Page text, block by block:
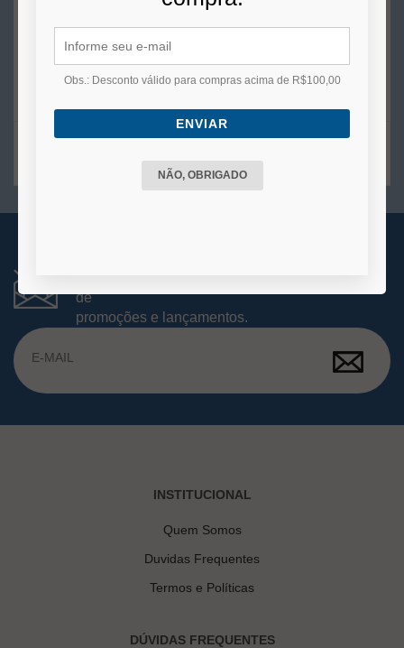
de
promoções e lançamentos.
INSTITUCIONAL
Quem Somos
Duvidas Frequentes
Termos e Políticas
DÚVIDAS FREQUENTES
Obs.: Desconto válido para compras acima de R$100,00
ENVIAR
NÃO, OBRIGADO